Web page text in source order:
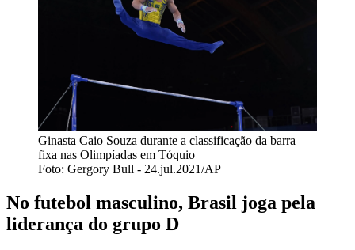
Ginasta Caio Souza durante a classificação da barra
fixa nas Olimpíadas em Tóquio
Foto: Gergory Bull - 24.jul.2021/AP
No futebol masculino, Brasil joga pela
liderança do grupo D